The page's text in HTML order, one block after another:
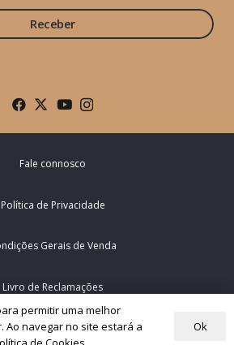
Receber
da Oração do Papa – Portugal 2026
Fale connosco
Política de Privacidade
Gerais de Venda
Livro de Reclamações
permitir uma melhor
Ao navegar no site estará a
Ok